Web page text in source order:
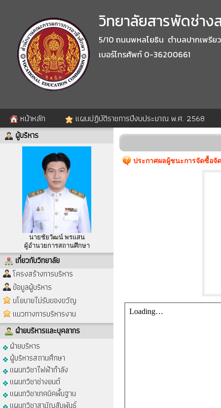
วิทยาลัยสารพัดช่าง
5/10 ถนนพหลโยธิน ตำบลปากเพรีย
เบอร์โทรศัพท์ 0-36200661
หน้าหลัก แผนปฏิบัติราชการปีงบประมาณ พ.ศ. 2568
ผู้บริหาร
นายชัยวัฒน์ พรแสน
ผู้อำนวยการสถานศึกษา
เกี่ยวกับวิทยาลัย
โครงสร้างการบริหาร
ข้อมูลผู้บริหาร
นโยบายไม่รับของขวัญ
แนวทางการบริหารงาน
ฝ่ายบริหารและบุคลากร
ฝ่ายบริหาร
ผู้บริหารสถานศึกษา
แผนกวิชาไฟฟ้ากำลัง
แผนกวิชาช่างยนต์
แผนกวิชาเทคนิคพื้นฐาน
แผนกวิชาสามัญสัมพันธ์
ประกาศผลผู้ชนะการจัดซื้อจั